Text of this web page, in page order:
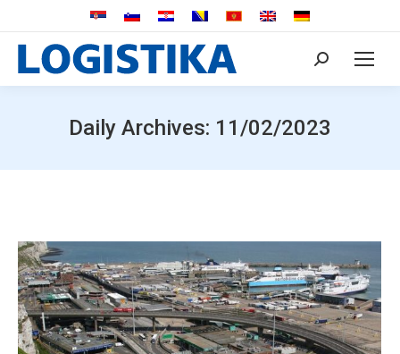
Search:
Daily Archives: 11/02/2023